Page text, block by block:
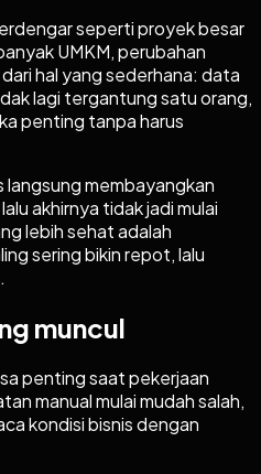
seperti proyek besar
UMKM, perubahan
hal yang sederhana: data
lagi tergantung satu orang,
penting tanpa harus
langsung membayangkan
akhirnya tidak jadi mulai
lebih sehat adalah
sering bikin repot, lalu
muncul
penting saat pekerjaan
manual mulai mudah salah,
kondisi bisnis dengan